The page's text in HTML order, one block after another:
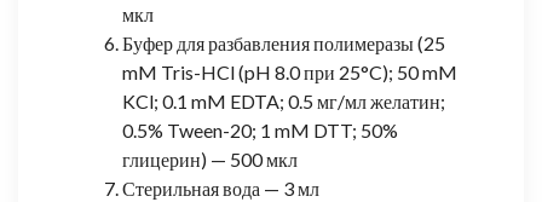
мкл
Буфер для разбавления полимеразы (25
mM Tris-HCl (pH 8.0 при 25°C); 50 mM
KCl; 0.1 mM EDTA; 0.5 мг/мл желатин;
0.5% Tween-20; 1 mM DTT; 50%
глицерин) — 500 мкл
Стерильная вода — 3 мл